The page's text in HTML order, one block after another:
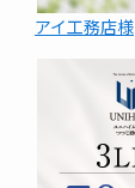
アイ工務店様